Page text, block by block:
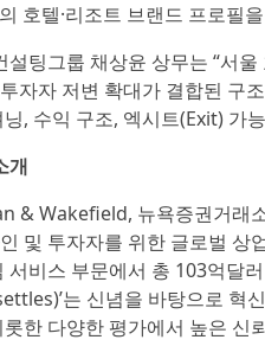
호텔·리조트 브랜드 프로필
팅그룹 채상윤 상무는 “서
자자 저변 확대가 결합된 구
, 수익 구조, 엑시트(Exit) 가
개
& Wakefield, 뉴욕증권거래
및 투자자를 위한 글로벌
비스 부문에서 총 103억달
는 신념을 바탕으로 혁
한 다양한 평가에서 높은